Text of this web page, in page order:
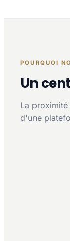
POURQUOI
Un
La
d'une